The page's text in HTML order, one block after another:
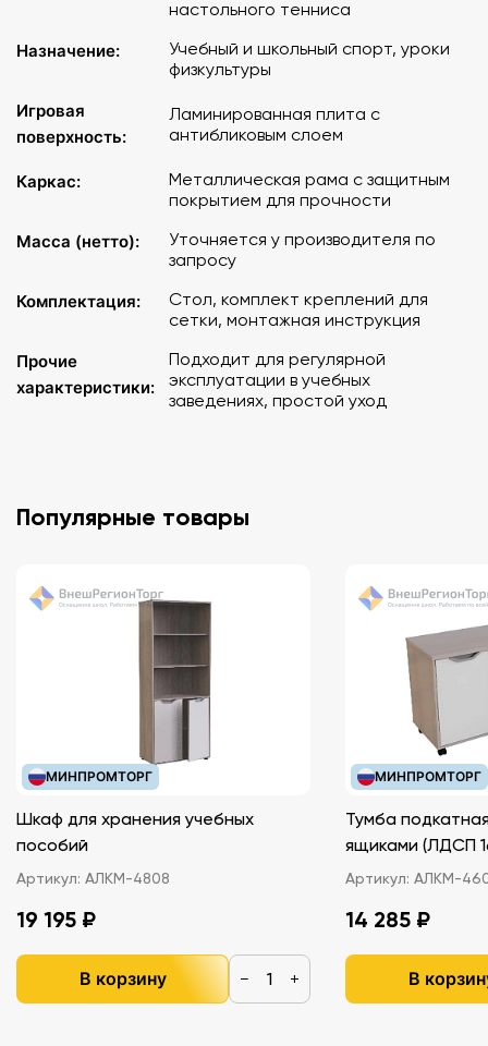
настольного тенниса
Назначение:
Учебный и школьный спорт, уроки
физкультуры
Игровая
поверхность:
Ламинированная плита с
антибликовым слоем
Каркас:
Металлическая рама с защитным
покрытием для прочности
Масса (нетто):
Уточняется у производителя по
запросу
Комплектация:
Стол, комплект креплений для
сетки, монтажная инструкция
Прочие
характеристики:
Подходит для регулярной
эксплуатации в учебных
заведениях, простой уход
Популярные товары
МИНПРОМТОРГ
Шкаф для хранения учебных
пособий
Артикул: АЛКМ-4808
19 195 ₽
В корзину − +
МИНПРОМТОРГ
Тумба
ящиками
Артикул: АЛКМ-
14 285 ₽
В